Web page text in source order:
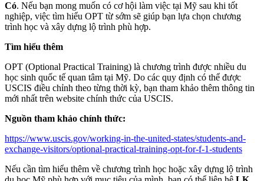
Có. Nếu bạn mong muốn có cơ hội làm việc tại Mỹ sau khi tốt
nghiệp, việc tìm hiểu OPT từ sớm sẽ giúp bạn lựa chọn chương
trình học và xây dựng lộ trình phù hợp.
Tìm hiểu thêm
OPT (Optional Practical Training) là chương trình được nhiều du
học sinh quốc tế quan tâm tại Mỹ. Do các quy định có thể được
USCIS điều chỉnh theo từng thời kỳ, bạn tham khảo thêm thông tin
mới nhất trên website chính thức của USCIS.
Nguồn tham khảo chính thức:
https://www.uscis.gov/working-in-the-united-states/students-and-
exchange-visitors/optional-practical-training-opt-for-f-1-students
Nếu cần tìm hiểu thêm về chương trình học hoặc xây dựng lộ trình